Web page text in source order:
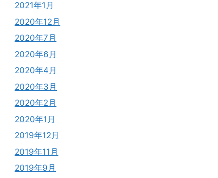
2021年1月
2020年12月
2020年7月
2020年6月
2020年4月
2020年3月
2020年2月
2020年1月
2019年12月
2019年11月
2019年9月